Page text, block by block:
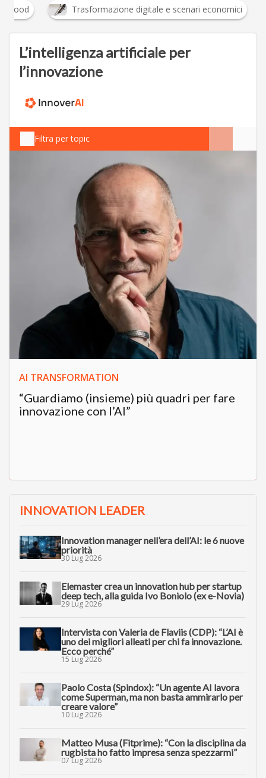
Food Trasformazione digitale e scenari economici
L’intelligenza artificiale per
l’innovazione
Filtra per topic
AI TRANSFORMATION
“Guardiamo (insieme) più quadri per fare
innovazione con l’AI”
INNOVATION LEADER
Innovation manager nell’era dell’AI: le 6 nuove
priorità
30 Lug 2026
Elemaster crea un innovation hub per startup
deep tech, alla guida Ivo Boniolo (ex e-Novia)
29 Lug 2026
Intervista con Valeria de Flaviis (CDP): “L’AI è
uno dei migliori alleati per chi fa innovazione.
Ecco perché”
15 Lug 2026
Paolo Costa (Spindox): “Un agente AI lavora
come Superman, ma non basta ammirarlo per
creare valore”
10 Lug 2026
Matteo Musa (Fitprime): “Con la disciplina da
rugbista ho fatto impresa senza spezzarmi”
07 Lug 2026